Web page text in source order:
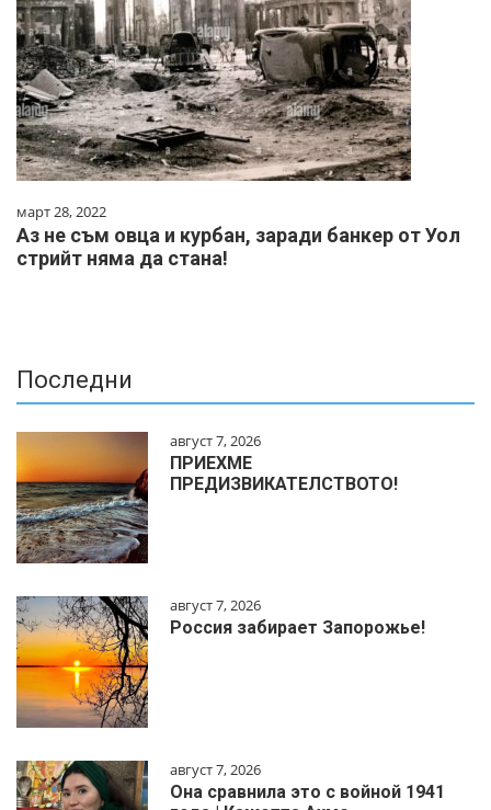
март 28, 2022
Аз не съм овца и курбан, заради банкер от Уол
стрийт няма да стана!
Последни
август 7, 2026
ПРИЕХМЕ
ПРЕДИЗВИКАТЕЛСТВОТО!
август 7, 2026
Россия забирает Запорожье!
август 7, 2026
Она сравнила это с войной 1941